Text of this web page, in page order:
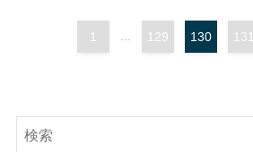
1 ... 129 130 131